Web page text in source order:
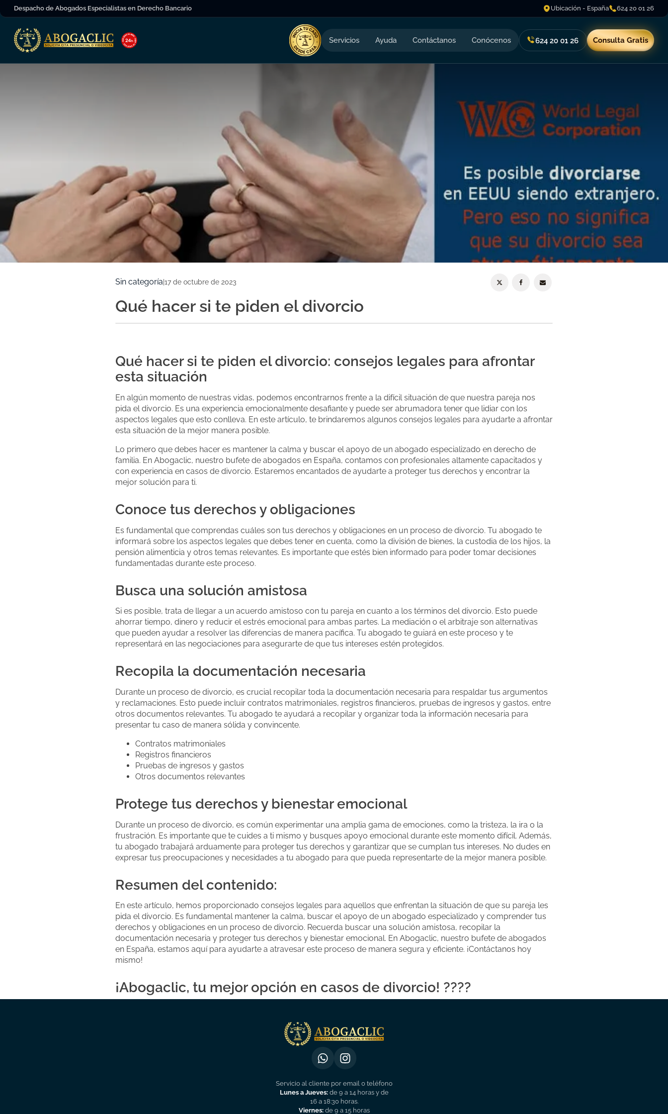
Despacho de Abogados Especialistas en Derecho Bancario Ubicación - España 624 20 01 26
Servicios Ayuda Contáctanos Conócenos 624 20 01 26 Consulta Gratis
Sin categoría 17 de octubre de 2023
Qué hacer si te piden el divorcio
Qué hacer si te piden el divorcio: consejos legales para afrontar
esta situación
En algún momento de nuestras vidas, podemos encontrarnos frente a la difícil situación de que nuestra pareja nos
pida el divorcio. Es una experiencia emocionalmente desafiante y puede ser abrumadora tener que lidiar con los
aspectos legales que esto conlleva. En este artículo, te brindaremos algunos consejos legales para ayudarte a afrontar
esta situación de la mejor manera posible.
Lo primero que debes hacer es mantener la calma y buscar el apoyo de un abogado especializado en derecho de
familia. En Abogaclic, nuestro bufete de abogados en España, contamos con profesionales altamente capacitados y
con experiencia en casos de divorcio. Estaremos encantados de ayudarte a proteger tus derechos y encontrar la
mejor solución para ti.
Conoce tus derechos y obligaciones
Es fundamental que comprendas cuáles son tus derechos y obligaciones en un proceso de divorcio. Tu abogado te
informará sobre los aspectos legales que debes tener en cuenta, como la división de bienes, la custodia de los hijos, la
pensión alimenticia y otros temas relevantes. Es importante que estés bien informado para poder tomar decisiones
fundamentadas durante este proceso.
Busca una solución amistosa
Si es posible, trata de llegar a un acuerdo amistoso con tu pareja en cuanto a los términos del divorcio. Esto puede
ahorrar tiempo, dinero y reducir el estrés emocional para ambas partes. La mediación o el arbitraje son alternativas
que pueden ayudar a resolver las diferencias de manera pacífica. Tu abogado te guiará en este proceso y te
representará en las negociaciones para asegurarte de que tus intereses estén protegidos.
Recopila la documentación necesaria
Durante un proceso de divorcio, es crucial recopilar toda la documentación necesaria para respaldar tus argumentos
y reclamaciones. Esto puede incluir contratos matrimoniales, registros financieros, pruebas de ingresos y gastos, entre
otros documentos relevantes. Tu abogado te ayudará a recopilar y organizar toda la información necesaria para
presentar tu caso de manera sólida y convincente.
Contratos matrimoniales
Registros financieros
Pruebas de ingresos y gastos
Otros documentos relevantes
Protege tus derechos y bienestar emocional
Durante un proceso de divorcio, es común experimentar una amplia gama de emociones, como la tristeza, la ira o la
frustración. Es importante que te cuides a ti mismo y busques apoyo emocional durante este momento difícil. Además,
tu abogado trabajará arduamente para proteger tus derechos y garantizar que se cumplan tus intereses. No dudes en
expresar tus preocupaciones y necesidades a tu abogado para que pueda representarte de la mejor manera posible.
Resumen del contenido:
En este artículo, hemos proporcionado consejos legales para aquellos que enfrentan la situación de que su pareja les
pida el divorcio. Es fundamental mantener la calma, buscar el apoyo de un abogado especializado y comprender tus
derechos y obligaciones en un proceso de divorcio. Recuerda buscar una solución amistosa, recopilar la
documentación necesaria y proteger tus derechos y bienestar emocional. En Abogaclic, nuestro bufete de abogados
en España, estamos aquí para ayudarte a atravesar este proceso de manera segura y eficiente. ¡Contáctanos hoy
mismo!
¡Abogaclic, tu mejor opción en casos de divorcio! ????
Servicio al cliente por email o teléfono
Lunes a Jueves:de 9 a 14 horas y de
16 a 18:30 horas.
Viernes:de 9 a 15 horas